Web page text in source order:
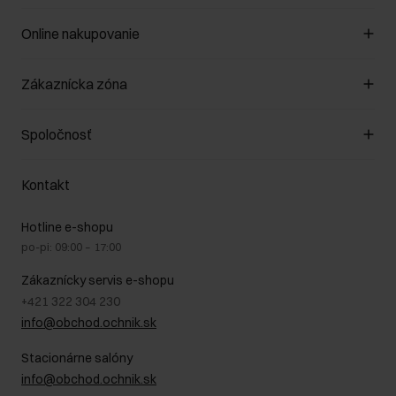
Online nakupovanie
Spravovať súbory cookie
Spôsob platby
Vrátenie
Zákaznícka zóna
Zákazníky klub
Pravidlá propagácie
Starostlivosť o kožu
Bezpečné nakupovanie
Blog
Najčastejšie kladené otázky (FAQ)
Spoločnosť
O nás
GDPR - Zásady ochrany osobných údajov
Právne informácie
Kontakt
Hotline e-shopu
po-pi: 09:00 – 17:00
Zákaznícky servis e-shopu
+421 322 304 230
info@obchod.ochnik.sk
Stacionárne salóny
info@obchod.ochnik.sk